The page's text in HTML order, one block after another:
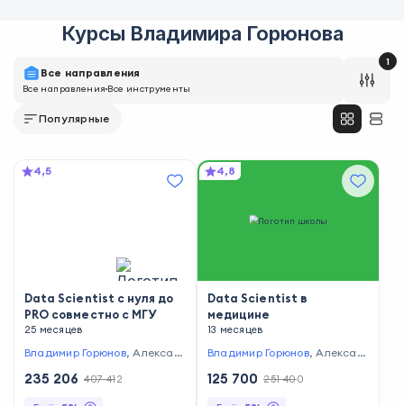
Курсы Владимира Горюнова
Все направления
Все направленияВсе инструменты
1
Популярные
4,5
Data Scientist с нуля до
PRO совместно с МГУ
25 месяцев
Владимир Горюнов,Алексан
ов,Андрей Рысистов
235 206 407 412
4,8
Data Scientist в
медицине
13 месяцев
Владимир Горюнов,Алексан
ов,Андрей Рысистов
125 700 251 400